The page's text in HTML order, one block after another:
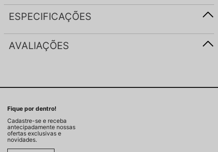
ESPECIFICAÇÕES
AVALIAÇÕES
Fique por dentro!
Cadastre-se e receba
antecipadamente nossas
ofertas exclusivas e
novidades.